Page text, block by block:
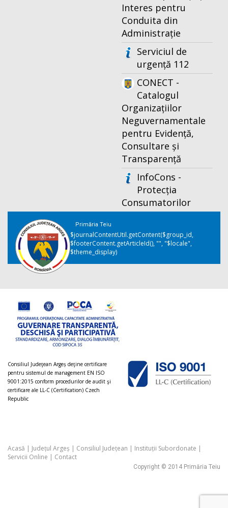
Interes pentru
Conduita din
Administrație
Serviciul de
urgență 112
CONECT -
Catalogul
Organizațiilor
Neguvernamentale
pentru Evidență,
Consultare și
Transparență
InfoCons -
Protecția
Consumatorilor
Primăria Teiu
$journalContentUtil.getContent($group_id,
$footerContent.getArticleId(), "", "$locale",
$theme_display)
Consiliul Judeţean Argeș deţine certificare
pentru sistemul de management EN ISO
9001:2015 conform procedurilor de audit şi
certificare ale LL-C (Certification) Czech
Republic
Acasă | Județul Argeș | Consiliul Județean | Instituții Subordonate |
Servicii Online | Contact
Copyright © 2014 Primăria Teiu